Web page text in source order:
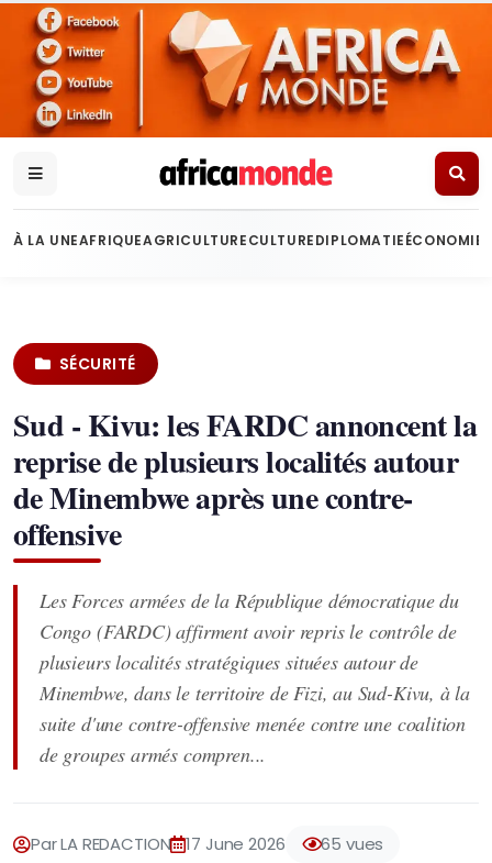
À LA UNEAFRIQUEAGRICULTURECULTUREDIPLOMATIEÉCONOMIE
SÉCURITÉ
Sud - Kivu: les FARDC annoncent la
reprise de plusieurs localités autour
de Minembwe après une contre-
offensive
Les Forces armées de la République démocratique du
Congo (FARDC) affirment avoir repris le contrôle de
plusieurs localités stratégiques situées autour de
Minembwe, dans le territoire de Fizi, au Sud-Kivu, à la
suite d'une contre-offensive menée contre une coalition
de groupes armés compren...
Par LA REDACTION 17 June 2026
65 vues